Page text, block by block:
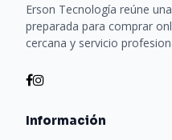
Erson Tecnología reúne
preparada para comprar
cercana y servicio
Información